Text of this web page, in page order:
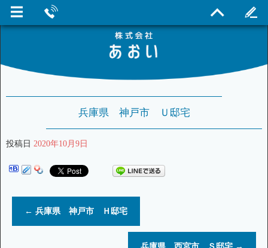
兵庫県 神戸市 Ｕ邸宅
投稿日 2020年10月9日
← 兵庫県 神戸市 Ｈ邸宅